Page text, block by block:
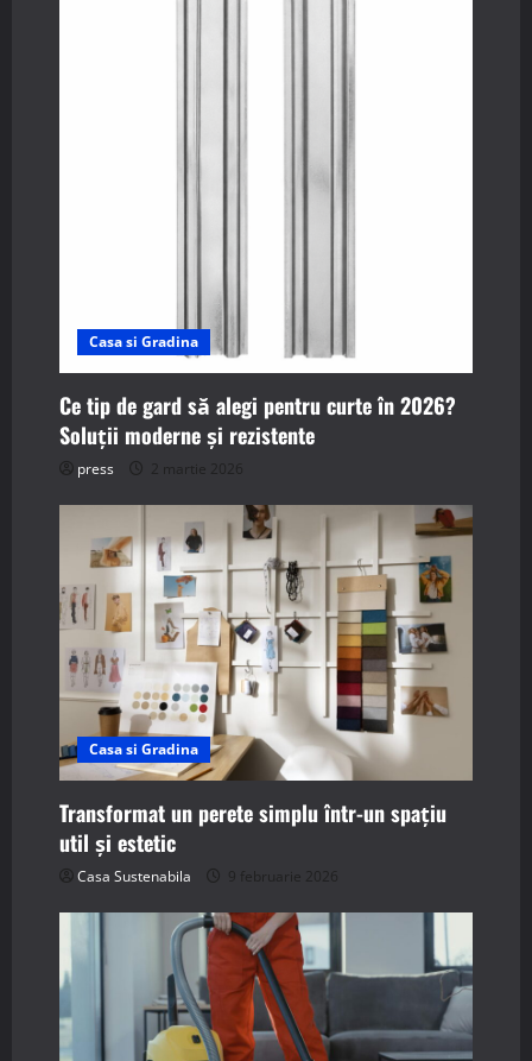
Casa si Gradina
Ce tip de gard să alegi pentru curte în 2026?
Soluții moderne și rezistente
press 2 martie 2026
Casa si Gradina
Transformat un perete simplu într-un spațiu
util și estetic
Casa Sustenabila 9 februarie 2026